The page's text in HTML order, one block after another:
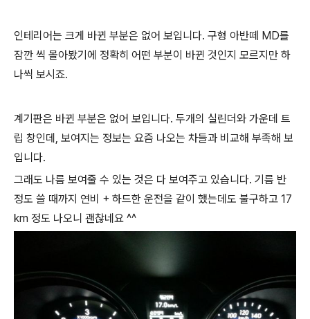
인테리어는 크게 바뀐 부분은 없어 보입니다. 구형 아반떼 MD를
잠깐 씩 몰아봤기에 정확히 어떤 부분이 바뀐 것인지 모르지만 하
나씩 보시죠.
계기판은 바뀐 부분은 없어 보입니다. 두개의 실린더와 가운데 트
립 창인데, 보여지는 정보는 요즘 나오는 차들과 비교해 부족해 보
입니다.
그래도 나름 보여줄 수 있는 것은 다 보여주고 있습니다. 기름 반
정도 쓸 때까지 연비 + 하드한 운전을 같이 했는데도 불구하고 17
km 정도 나오니 괜찮네요 ^^